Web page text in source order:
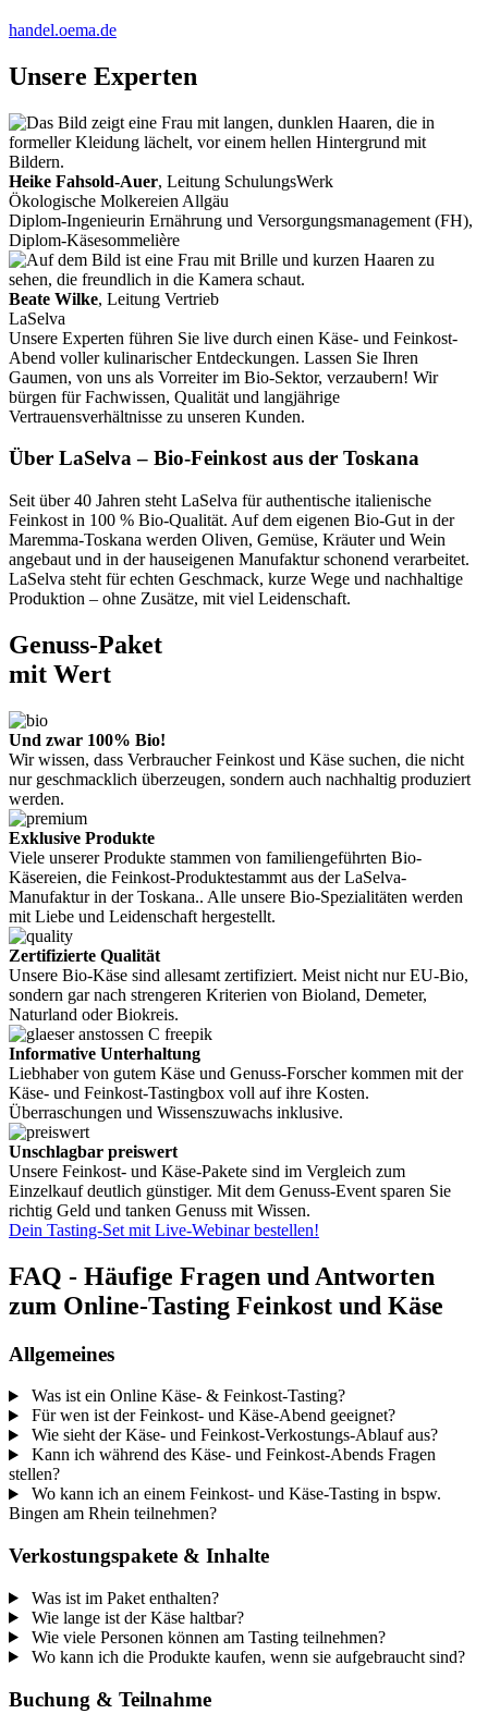
handel.oema.de
Unsere Experten
Heike Fahsold-Auer, Leitung SchulungsWerk
Ökologische Molkereien Allgäu
Diplom-Ingenieurin Ernährung und Versorgungsmanagement (FH),
Diplom-Käsesommelière
Beate Wilke, Leitung Vertrieb
LaSelva
Unsere Experten führen Sie live durch einen Käse- und Feinkost-
Abend voller kulinarischer Entdeckungen. Lassen Sie Ihren
Gaumen, von uns als Vorreiter im Bio-Sektor, verzaubern! Wir
bürgen für Fachwissen, Qualität und langjährige
Vertrauensverhältnisse zu unseren Kunden.
Über LaSelva – Bio-Feinkost aus der Toskana
Seit über 40 Jahren steht LaSelva für authentische italienische
Feinkost in 100 % Bio-Qualität. Auf dem eigenen Bio-Gut in der
Maremma-Toskana werden Oliven, Gemüse, Kräuter und Wein
angebaut und in der hauseigenen Manufaktur schonend verarbeitet.
LaSelva steht für echten Geschmack, kurze Wege und nachhaltige
Produktion – ohne Zusätze, mit viel Leidenschaft.
Genuss-Paket
mit Wert
Und zwar 100% Bio!
Wir wissen, dass Verbraucher Feinkost und Käse suchen, die nicht
nur geschmacklich überzeugen, sondern auch nachhaltig produziert
werden.
Exklusive Produkte
Viele unserer Produkte stammen von familiengeführten Bio-
Käsereien, die Feinkost-Produktestammt aus der LaSelva-
Manufaktur in der Toskana.. Alle unsere Bio-Spezialitäten werden
mit Liebe und Leidenschaft hergestellt.
Zertifizierte Qualität
Unsere Bio-Käse sind allesamt zertifiziert. Meist nicht nur EU-Bio,
sondern gar nach strengeren Kriterien von Bioland, Demeter,
Naturland oder Biokreis.
Informative Unterhaltung
Liebhaber von gutem Käse und Genuss-Forscher kommen mit der
Käse- und Feinkost-Tastingbox voll auf ihre Kosten.
Überraschungen und Wissenszuwachs inklusive.
Unschlagbar preiswert
Unsere Feinkost- und Käse-Pakete sind im Vergleich zum
Einzelkauf deutlich günstiger. Mit dem Genuss-Event sparen Sie
richtig Geld und tanken Genuss mit Wissen.
Dein Tasting-Set mit Live-Webinar bestellen!
FAQ - Häufige Fragen und Antworten
zum Online-Tasting Feinkost und Käse
Allgemeines
Was ist ein Online Käse- & Feinkost-Tasting?
Für wen ist der Feinkost- und Käse-Abend geeignet?
Wie sieht der Käse- und Feinkost-Verkostungs-Ablauf aus?
Kann ich während des Käse- und Feinkost-Abends Fragen
stellen?
Wo kann ich an einem Feinkost- und Käse-Tasting in bspw.
Bingen am Rhein teilnehmen?
Verkostungspakete & Inhalte
Was ist im Paket enthalten?
Wie lange ist der Käse haltbar?
Wie viele Personen können am Tasting teilnehmen?
Wo kann ich die Produkte kaufen, wenn sie aufgebraucht sind?
Buchung & Teilnahme